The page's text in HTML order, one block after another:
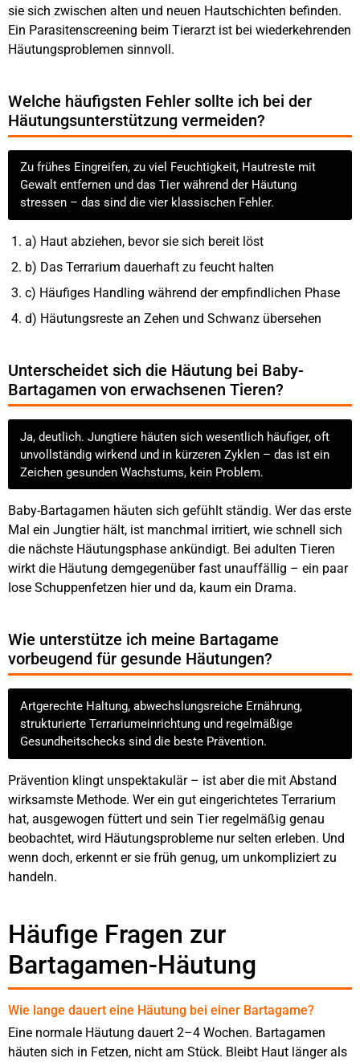
sie sich zwischen alten und neuen Hautschichten befinden.
Ein Parasitenscreening beim Tierarzt ist bei wiederkehrenden
Häutungsproblemen sinnvoll.
Welche häufigsten Fehler sollte ich bei der
Häutungsunterstützung vermeiden?
Zu frühes Eingreifen, zu viel Feuchtigkeit, Hautreste mit
Gewalt entfernen und das Tier während der Häutung
stressen – das sind die vier klassischen Fehler.
a) Haut abziehen, bevor sie sich bereit löst
b) Das Terrarium dauerhaft zu feucht halten
c) Häufiges Handling während der empfindlichen Phase
d) Häutungsreste an Zehen und Schwanz übersehen
Unterscheidet sich die Häutung bei Baby-
Bartagamen von erwachsenen Tieren?
Ja, deutlich. Jungtiere häuten sich wesentlich häufiger, oft
unvollständig wirkend und in kürzeren Zyklen – das ist ein
Zeichen gesunden Wachstums, kein Problem.
Baby-Bartagamen häuten sich gefühlt ständig. Wer das erste
Mal ein Jungtier hält, ist manchmal irritiert, wie schnell sich
die nächste Häutungsphase ankündigt. Bei adulten Tieren
wirkt die Häutung demgegenüber fast unauffällig – ein paar
lose Schuppenfetzen hier und da, kaum ein Drama.
Wie unterstütze ich meine Bartagame
vorbeugend für gesunde Häutungen?
Artgerechte Haltung, abwechslungsreiche Ernährung,
strukturierte Terrariumeinrichtung und regelmäßige
Gesundheitschecks sind die beste Prävention.
Prävention klingt unspektakulär – ist aber die mit Abstand
wirksamste Methode. Wer ein gut eingerichtetes Terrarium
hat, ausgewogen füttert und sein Tier regelmäßig genau
beobachtet, wird Häutungsprobleme nur selten erleben. Und
wenn doch, erkennt er sie früh genug, um unkompliziert zu
handeln.
Häufige Fragen zur
Bartagamen-Häutung
Wie lange dauert eine Häutung bei einer Bartagame?
Eine normale Häutung dauert 2–4 Wochen. Bartagamen
häuten sich in Fetzen, nicht am Stück. Bleibt Haut länger als